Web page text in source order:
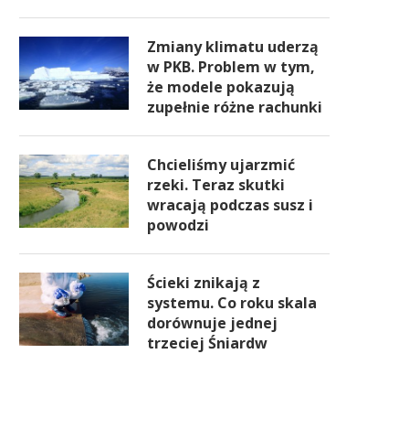
Zmiany klimatu uderzą
w PKB. Problem w tym,
że modele pokazują
zupełnie różne rachunki
Chcieliśmy ujarzmić
rzeki. Teraz skutki
wracają podczas susz i
powodzi
Ścieki znikają z
systemu. Co roku skala
dorównuje jednej
trzeciej Śniardw